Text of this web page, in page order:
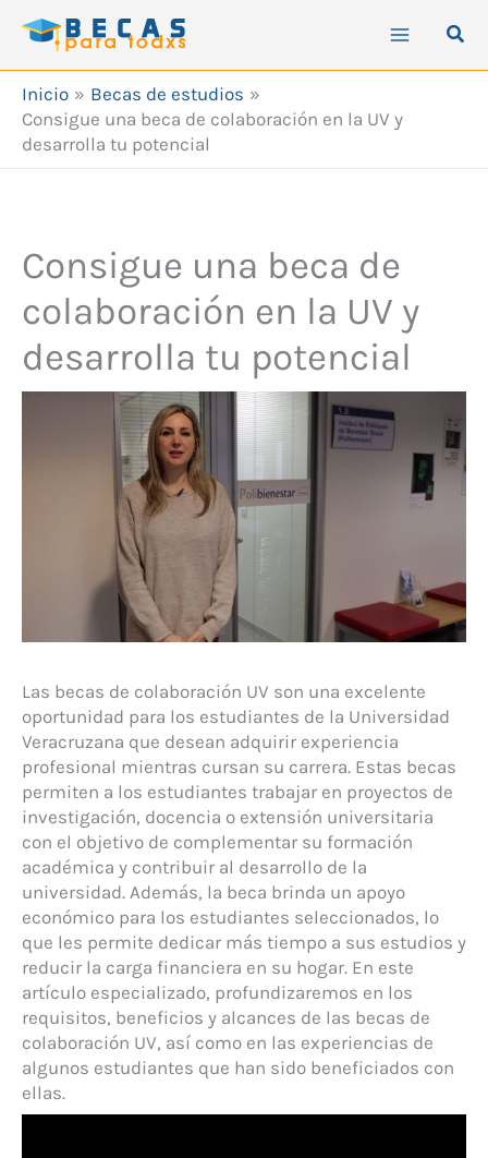
Inicio
Becas de estudios
Consigue una beca de colaboración en la UV y
desarrolla tu potencial
Consigue una beca de
colaboración en la UV y
desarrolla tu potencial
Las becas de colaboración UV son una excelente
oportunidad para los estudiantes de la Universidad
Veracruzana que desean adquirir experiencia
profesional mientras cursan su carrera. Estas becas
permiten a los estudiantes trabajar en proyectos de
investigación, docencia o extensión universitaria
con el objetivo de complementar su formación
académica y contribuir al desarrollo de la
universidad. Además, la beca brinda un apoyo
económico para los estudiantes seleccionados, lo
que les permite dedicar más tiempo a sus estudios y
reducir la carga financiera en su hogar. En este
artículo especializado, profundizaremos en los
requisitos, beneficios y alcances de las becas de
colaboración UV, así como en las experiencias de
algunos estudiantes que han sido beneficiados con
ellas.